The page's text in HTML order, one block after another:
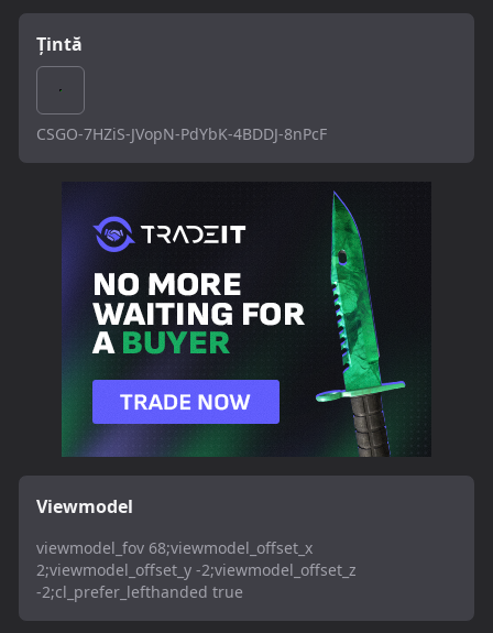
Țintă
CSGO-7HZiS-JVopN-PdYbK-4BDDJ-8nPcF
Viewmodel
viewmodel_fov 68;viewmodel_offset_x
2;viewmodel_offset_y -2;viewmodel_offset_z
-2;cl_prefer_lefthanded true